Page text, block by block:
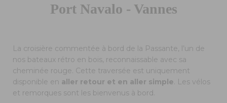
Port Navalo - Vannes
La croisière commentée à bord de la Passante, l’un de
nos bateaux rétro en bois, reconnaissable avec sa
cheminée rouge. Cette traversée est uniquement
disponible en aller retour et en aller simple . Les vélos
et remorques sont les bienvenus à bord.